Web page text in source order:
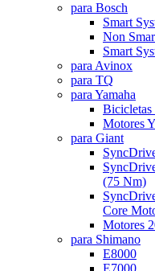
para Bosch
Smart
Non
Smart
para Avinox
para TQ
para Yamaha
Bicicletas
Motores
para Giant
(75 Nm)
Core
Motores
para Shimano
E8000
E7000